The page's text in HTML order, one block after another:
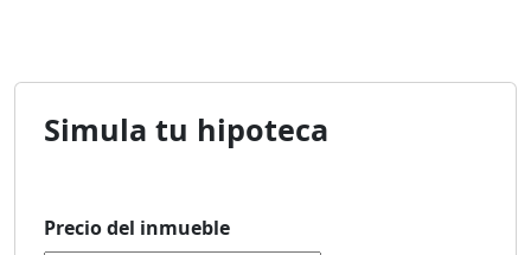
Simula tu hipoteca
Precio del inmueble